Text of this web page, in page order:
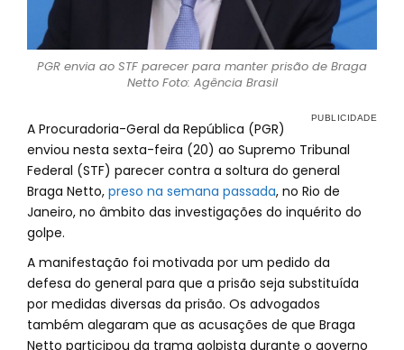
PGR envia ao STF parecer para manter prisão de Braga
Netto Foto: Agência Brasil
A Procuradoria-Geral da República (PGR)
enviou nesta sexta-feira (20) ao Supremo Tribunal
Federal (STF) parecer contra a soltura do general
Braga Netto, preso na semana passada, no Rio de
Janeiro, no âmbito das investigações do inquérito do
golpe.
A manifestação foi motivada por um pedido da
defesa do general para que a prisão seja substituída
por medidas diversas da prisão. Os advogados
também alegaram que as acusações de que Braga
Netto participou da trama golpista durante o governo